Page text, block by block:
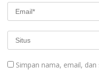
Simpan nama, email,